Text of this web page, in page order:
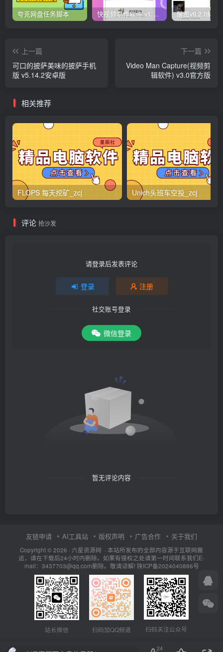
夸克网盘任务脚本 快视频制作软件 v1.1.1安卓版
上一篇
可口的披萨美味的披萨手机
版 v5.14.2安卓版
下一篇
Video Man Capture(视频剪
辑软件) v3.0官方版
相关推荐
FLOPS 每天挖矿_zcj Unich头班车空投_zcj
评论 抢沙发
请登录后发表评论
登录 注册
社交账号登录
微信登录
暂无评论内容
友链申请 AI工具站 版权声明 广告合作 关于我们
Copyright © 2026 · 六星资源网 · 本站所发布的全部内容源于互联网搬
运，请在下载后24小时内删除。如果有侵权之处请第一时间联系我们E-
mail：3437703@qq.com删除。敬请谅解! 陕ICP备2024040886号
站长微信 扫码加QQ频道 扫码关注公众号
24